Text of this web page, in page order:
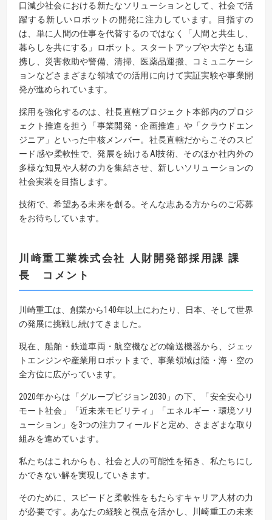
口減少社会における新たなソリューションとして、社会で活
躍する新しいロボットの開発に注力しています。目指すの
は、単に人間の仕事を代替するのではなく「人間と共生し、
暮らしを共にする」ロボット。スタートアップや大学とも連
携し、災害救助や警備、清掃、医薬品運搬、コミュニケーシ
ョンなどさまざまな領域での活用に向けて実証実験や事業開
発が進められています。
採用を強化するのは、社長直轄プロジェクト本部内のプロジ
ェクト推進を担う「事業開発・企画推進」や「クラウドエン
ジニア」といった中核メンバー。社長直轄だからこそのスピ
ード感や柔軟性で、発展を続けるAI技術、そのほか社内外の
多様な知見や人材の力を集結させ、新しいソリューションの
社会実装を目指します。
技術で、希望ある未来を創る。そんな志ある方からのご応募
をお待ちしています。
川崎重工業株式会社 人財開発部採用課 課
長
コメント
川崎重工は、創業から140年以上にわたり、日本、そして世界
の発展に挑戦し続けてきました。
現在、船舶・鉄道車両・航空機などの輸送機器から、ジェッ
トエンジンや産業用ロボットまで、事業領域は陸・海・空の
全方位に広がっています。
2020年からは「グループビジョン2030」の下、「安全安心リ
モート社会」「近未来モビリティ」「エネルギー・環境ソリ
ューション」を3つの注力フィールドと定め、さまざまな取り
組みを進めています。
私たちはこれからも、社会と人の可能性を拓き、私たちにし
かできない解を実現していきます。
そのために、スピードと柔軟性をもたらすキャリア人材の力
が必要です。あなたの経験と視点を活かし、川崎重工の未来